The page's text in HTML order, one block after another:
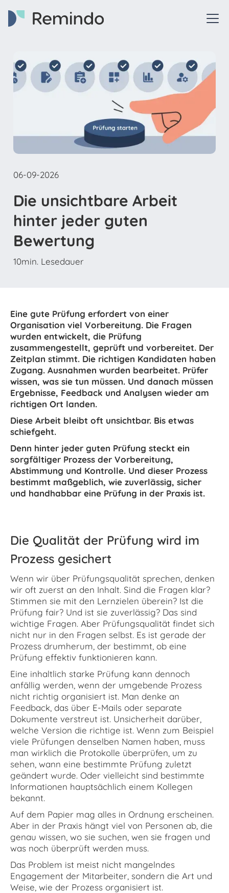
06-09-2026
Die unsichtbare Arbeit
hinter jeder guten
Bewertung
10min. Lesedauer
Eine gute Prüfung erfordert von einer
Organisation viel Vorbereitung. Die Fragen
wurden entwickelt, die Prüfung
zusammengestellt, geprüft und vorbereitet. Der
Zeitplan stimmt. Die richtigen Kandidaten haben
Zugang. Ausnahmen wurden bearbeitet. Prüfer
wissen, was sie tun müssen. Und danach müssen
Ergebnisse, Feedback und Analysen wieder am
richtigen Ort landen.
Diese Arbeit bleibt oft unsichtbar. Bis etwas
schiefgeht.
Denn hinter jeder guten Prüfung steckt ein
sorgfältiger Prozess der Vorbereitung,
Abstimmung und Kontrolle. Und dieser Prozess
bestimmt maßgeblich, wie zuverlässig, sicher
und handhabbar eine Prüfung in der Praxis ist.
Die Qualität der Prüfung wird im
Prozess gesichert
Wenn wir über Prüfungsqualität sprechen, denken
wir oft zuerst an den Inhalt. Sind die Fragen klar?
Stimmen sie mit den Lernzielen überein? Ist die
Prüfung fair? Und ist sie zuverlässig? Das sind
wichtige Fragen. Aber Prüfungsqualität findet sich
nicht nur in den Fragen selbst. Es ist gerade der
Prozess drumherum, der bestimmt, ob eine
Prüfung effektiv funktionieren kann.
Eine inhaltlich starke Prüfung kann dennoch
anfällig werden, wenn der umgebende Prozess
nicht richtig organisiert ist. Man denke an
Feedback, das über E-Mails oder separate
Dokumente verstreut ist. Unsicherheit darüber,
welche Version die richtige ist. Wenn zum Beispiel
viele Prüfungen denselben Namen haben, muss
man wirklich die Protokolle überprüfen, um zu
sehen, wann eine bestimmte Prüfung zuletzt
geändert wurde. Oder vielleicht sind bestimmte
Informationen hauptsächlich einem Kollegen
bekannt.
Auf dem Papier mag alles in Ordnung erscheinen.
Aber in der Praxis hängt viel von Personen ab, die
genau wissen, wo sie suchen, wen sie fragen und
was noch überprüft werden muss.
Das Problem ist meist nicht mangelndes
Engagement der Mitarbeiter, sondern die Art und
Weise, wie der Prozess organisiert ist.